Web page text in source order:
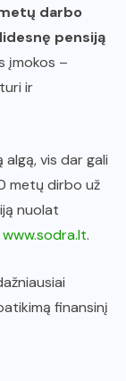
darbo
pensiją
įmokos –
ir
vis dar gali
metų dirbo už
nuolat
www.sodra.lt.
finansinį